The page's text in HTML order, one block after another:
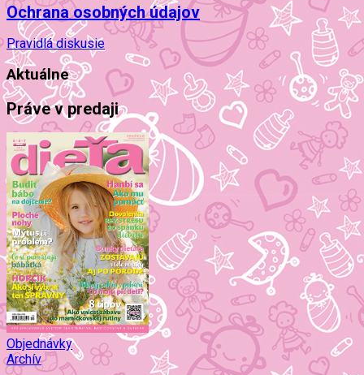
Ochrana osobných údajov
Pravidlá diskusie
Aktuálne
Práve v predaji
Objednávky
Archív